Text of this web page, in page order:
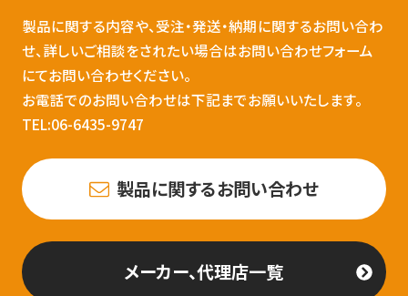
製品に関する内容や、受注・発送・納期に関するお問い合わ
せ、詳しいご相談をされたい場合はお問い合わせフォーム
にてお問い合わせください。
お電話でのお問い合わせは下記までお願いいたします。
TEL:06-6435-9747
製品に関するお問い合わせ
メーカー、代理店一覧